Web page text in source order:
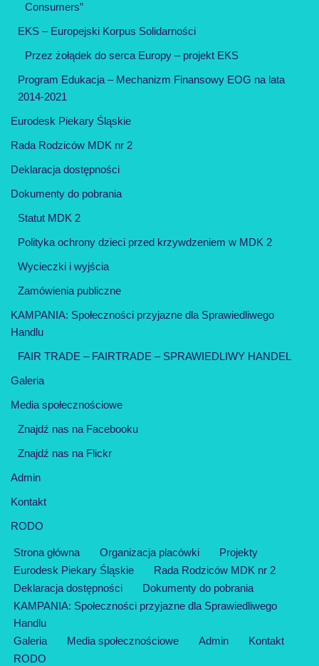
Consumers”
EKS – Europejski Korpus Solidarności
Przez żołądek do serca Europy – projekt EKS
Program Edukacja – Mechanizm Finansowy EOG na lata
2014-2021
Eurodesk Piekary Śląskie
Rada Rodziców MDK nr 2
Deklaracja dostępności
Dokumenty do pobrania
Statut MDK 2
Polityka ochrony dzieci przed krzywdzeniem w MDK 2
Wycieczki i wyjścia
Zamówienia publiczne
KAMPANIA: Społeczności przyjazne dla Sprawiedliwego
Handlu
FAIR TRADE – FAIRTRADE – SPRAWIEDLIWY HANDEL
Galeria
Media społecznościowe
Znajdź nas na Facebooku
Znajdź nas na Flickr
Admin
Kontakt
RODO
Strona główna Organizacja placówki
Projekty
Eurodesk Piekary Śląskie
Rada Rodziców MDK nr 2
Deklaracja dostępności
Dokumenty do pobrania
KAMPANIA: Społeczności przyjazne dla Sprawiedliwego
Handlu
Galeria
Media społecznościowe Admin
Kontakt
RODO